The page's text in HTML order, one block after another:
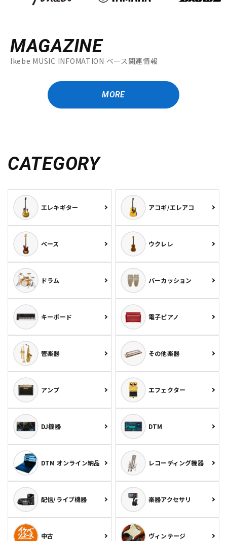
MAGAZINE
Ikebe MUSIC INFOMATION ベース関連情報
MORE
CATEGORY
エレキギター アコギ/エレアコ
ベース ウクレレ
ドラム パーカッション
キーボード 電子ピアノ
管楽器 その他楽器
アンプ エフェクター
DJ機器 DTM
DTM オンライン納品 レコーディング機器
配信/ライブ機器 楽器アクセサリ
中古 ヴィンテージ